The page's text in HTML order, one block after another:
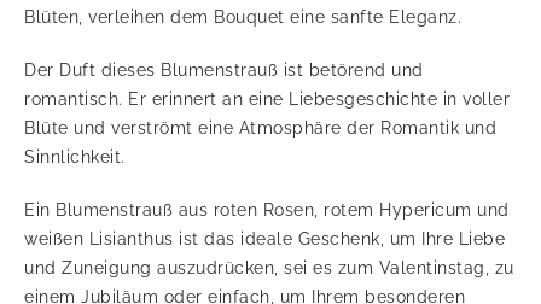
Blüten, verleihen dem Bouquet eine sanfte Eleganz.
Der Duft dieses Blumenstrauß ist betörend und
romantisch. Er erinnert an eine Liebesgeschichte in voller
Blüte und verströmt eine Atmosphäre der Romantik und
Sinnlichkeit.
Ein Blumenstrauß aus roten Rosen, rotem Hypericum und
weißen Lisianthus ist das ideale Geschenk, um Ihre Liebe
und Zuneigung auszudrücken, sei es zum Valentinstag, zu
einem Jubiläum oder einfach, um Ihrem besonderen